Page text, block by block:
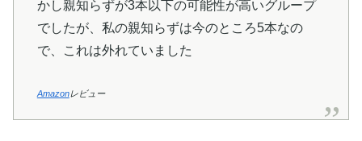
かし親知らずが3本以下の可能性が高いグループ
でしたが、私の親知らずは今のところ5本なの
で、これは外れていました
Amazonレビュー